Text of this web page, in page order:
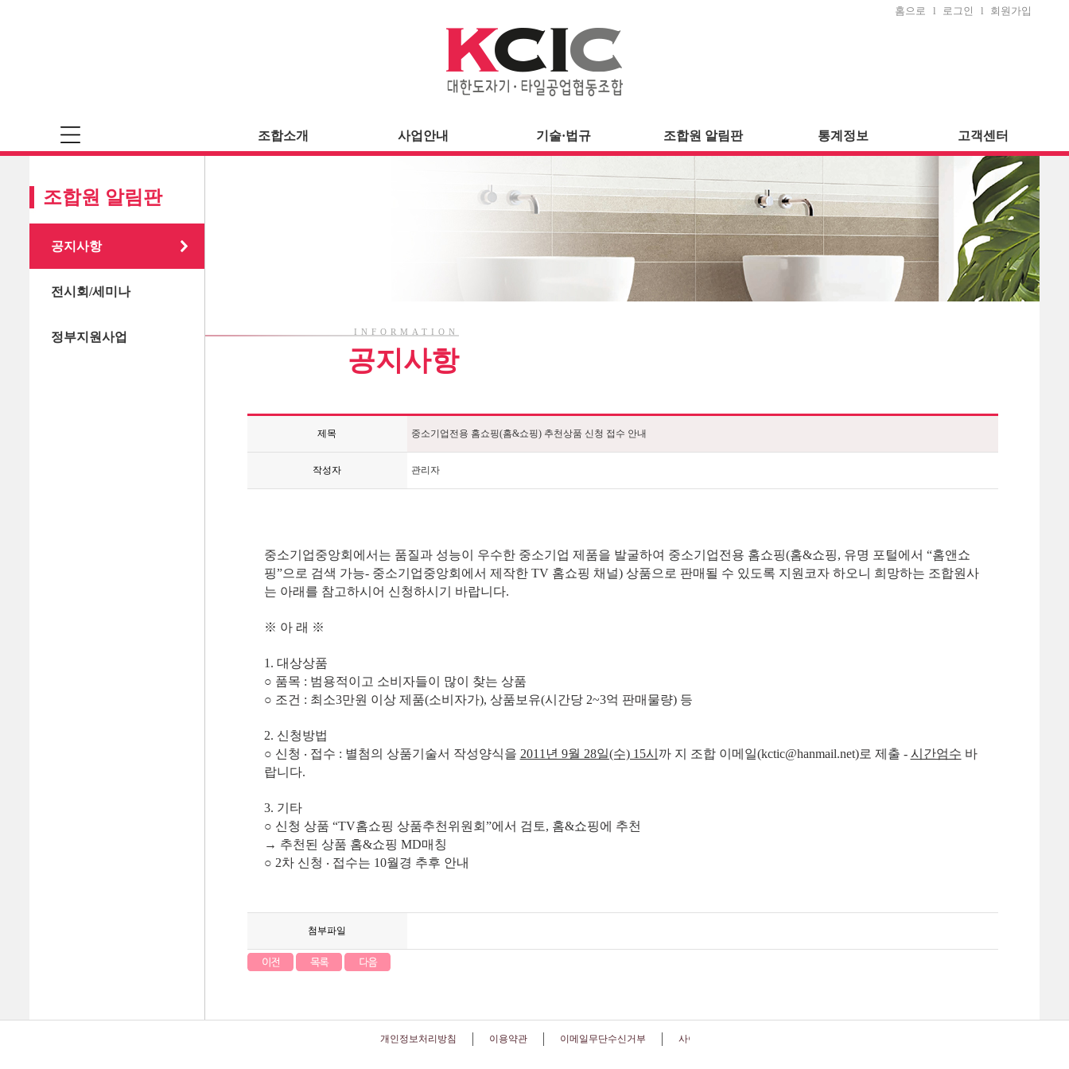
홈으로 l 로그인 l 회원가입
조합소개 사업안내 기술·법규 조합원 알림판 통계정보 고객센터
조합원 알림판
공지사항
전시회/세미나
정부지원사업 INFORMATION
공지사항
제목 중소기업전용 홈쇼핑(홈&쇼핑) 추천상품 신청 접수 안내
작성자 관리자
중소기업중앙회에서는 품질과 성능이 우수한 중소기업 제품을 발굴하여 중소기업전용 홈쇼핑(홈&쇼핑, 유명 포털에서 “홈앤쇼
핑”으로 검색 가능- 중소기업중앙회에서 제작한 TV 홈쇼핑 채널) 상품으로 판매될 수 있도록 지원코자 하오니 희망하는 조합원사
는 아래를 참고하시어 신청하시기 바랍니다.
※ 아 래 ※
1. 대상상품
○ 품목 : 범용적이고 소비자들이 많이 찾는 상품
○ 조건 : 최소3만원 이상 제품(소비자가), 상품보유(시간당 2~3억 판매물량) 등
2. 신청방법
○ 신청 ‧ 접수 : 별첨의 상품기술서 작성양식을 2011년 9월 28일(수) 15시 까 지 조합 이메일(kctic@hanmail.net)로 제출 - 시간엄수 바
랍니다.
3. 기타
○ 신청 상품 “TV홈쇼핑 상품추천위원회”에서 검토, 홈&쇼핑에 추천
→ 추천된 상품 홈&쇼핑 MD매칭
○ 2차 신청 ‧ 접수는 10월경 추후 안내
첨부파일
개인정보처리방침 이용약관 이메일무단수신거부 사이트맵